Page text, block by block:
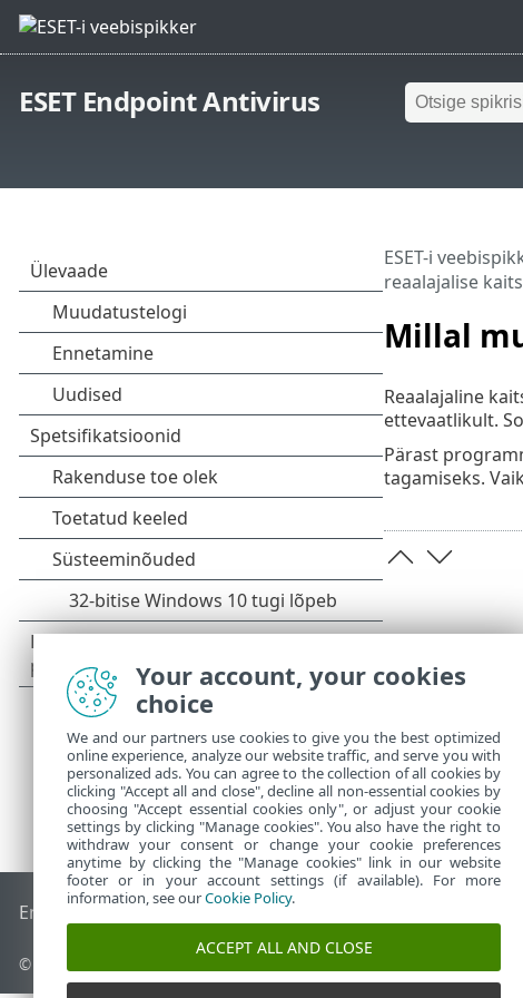
ESET Endpoint Antivirus
Millal
ESET-i
reaalajalise
Reaalajaline
ettevaatlikult.
Pärast
tagamiseks.
End of Life ESET-i teabebaas ESET-i foorum
© 1992 - 2026 ESET, spol. s r.o. – kõik õigused on kaitstud.
Your account, your cookies
choice
We and our partners use cookies to give you the best optimized
online experience, analyze our website traffic, and serve you with
personalized ads. You can agree to the collection of all cookies by
clicking "Accept all and close", decline all non-essential cookies by
choosing "Accept essential cookies only", or adjust your cookie
settings by clicking "Manage cookies". You also have the right to
withdraw your consent or change your cookie preferences
anytime by clicking the "Manage cookies" link in our website
footer or in your account settings (if available). For more
information, see ourCookie Policy.
ACCEPT ALL AND CLOSE